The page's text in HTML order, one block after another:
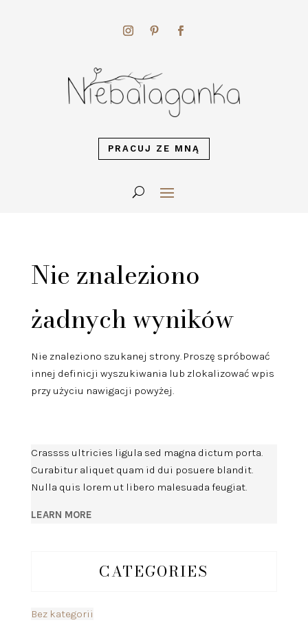
PRACUJ ZE MNĄ
Nie znaleziono
żadnych wyników
Nie znaleziono szukanej strony. Proszę spróbować
innej definicji wyszukiwania lub zlokalizować wpis
przy użyciu nawigacji powyżej.
Crassss ultricies ligula sed magna dictum porta.
Curabitur aliquet quam id dui posuere blandit.
Nulla quis lorem ut libero malesuada feugiat.
LEARN MORE
CATEGORIES
Bez kategorii